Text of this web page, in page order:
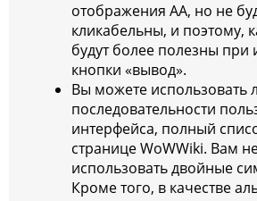
отображения AA, но не
кликабельны, и поэтому,
будут более полезны при
кнопки «вывод».
Вы можете использовать
последовательности
интерфейса, полный
странице WoWWiki. Вам
использовать двойные
Кроме того, в качестве